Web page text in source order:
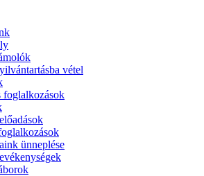
vétel
foglalkozások
ünneplése